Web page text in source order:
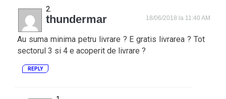
thundermar 18/06/2018 la 11:40 AM
Au suma minima petru livrare ? E gratis livrarea ? Tot
sectorul 3 si 4 e acoperit de livrare ?
REPLY